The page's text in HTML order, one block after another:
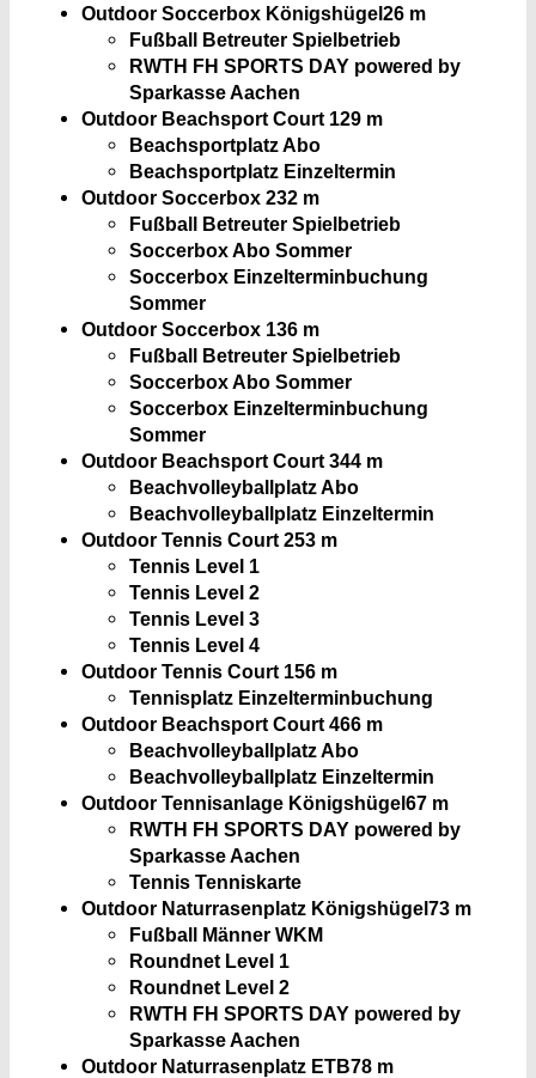
Outdoor Soccerbox Königshügel26 m
Fußball Betreuter Spielbetrieb
RWTH FH SPORTS DAY powered by
Sparkasse Aachen
Outdoor Beachsport Court 129 m
Beachsportplatz Abo
Beachsportplatz Einzeltermin
Outdoor Soccerbox 232 m
Fußball Betreuter Spielbetrieb
Soccerbox Abo Sommer
Soccerbox Einzelterminbuchung
Sommer
Outdoor Soccerbox 136 m
Fußball Betreuter Spielbetrieb
Soccerbox Abo Sommer
Soccerbox Einzelterminbuchung
Sommer
Outdoor Beachsport Court 344 m
Beachvolleyballplatz Abo
Beachvolleyballplatz Einzeltermin
Outdoor Tennis Court 253 m
Tennis Level 1
Tennis Level 2
Tennis Level 3
Tennis Level 4
Outdoor Tennis Court 156 m
Tennisplatz Einzelterminbuchung
Outdoor Beachsport Court 466 m
Beachvolleyballplatz Abo
Beachvolleyballplatz Einzeltermin
Outdoor Tennisanlage Königshügel67 m
RWTH FH SPORTS DAY powered by
Sparkasse Aachen
Tennis Tenniskarte
Outdoor Naturrasenplatz Königshügel73 m
Fußball Männer WKM
Roundnet Level 1
Roundnet Level 2
RWTH FH SPORTS DAY powered by
Sparkasse Aachen
Outdoor Naturrasenplatz ETB78 m